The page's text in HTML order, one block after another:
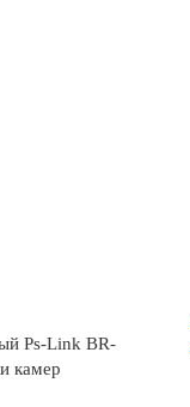
Ps-Link BR-
камер